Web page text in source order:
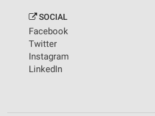
SOCIAL
Facebook
Twitter
Instagram
LinkedIn